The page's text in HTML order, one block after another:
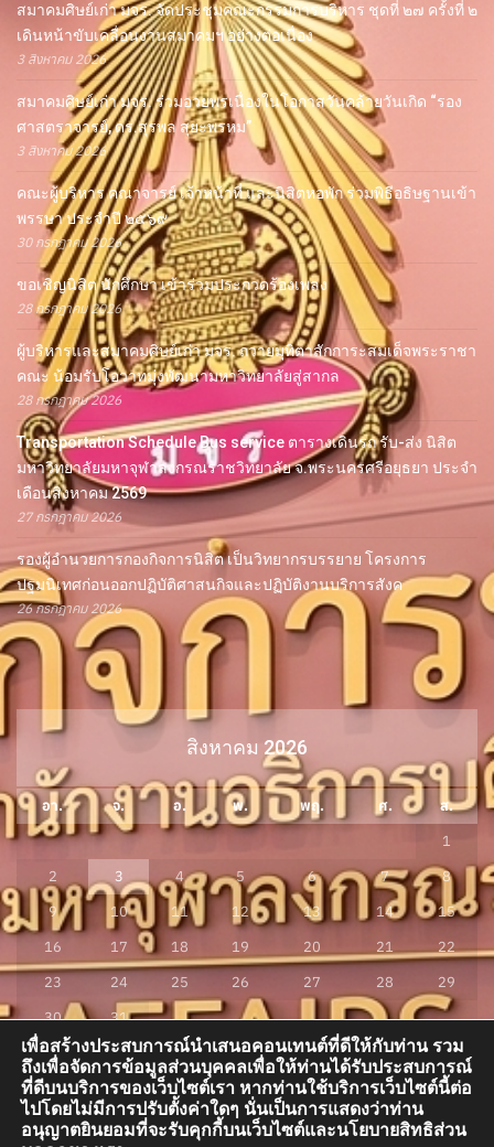
สมาคมศิษย์เก่า มจร. จัดประชุมคณะกรรมการบริหาร ชุดที่ ๒๗ ครั้งที่ ๒
เดินหน้าขับเคลื่อนงานสมาคมฯ อย่างต่อเนื่อง
3 สิงหาคม 2026
สมาคมศิษย์เก่า มจร. ร่วมอวยพรเนื่องในโอกาสวันคล้ายวันเกิด “รอง
ศาสตราจารย์, ดร.สุรพล สุยะพรหม”
3 สิงหาคม 2026
คณะผู้บริหาร คณาจารย์ เจ้าหน้าที่ และนิสิตหอพัก ร่วมพิธีอธิษฐานเข้า
พรรษา ประจำปี ๒๕๖๙
30 กรกฎาคม 2026
ขอเชิญนิสิต นักศึกษา เข้าร่วมประกวดร้องเพลง
28 กรกฎาคม 2026
ผู้บริหารและสมาคมศิษย์เก่า มจร. ถวายมุทิตาสักการะสมเด็จพระราชา
คณะ น้อมรับโอวาทมุ่งพัฒนามหาวิทยาลัยสู่สากล
28 กรกฎาคม 2026
Transportation Schedule Bus service ตารางเดินรถ รับ-ส่ง นิสิต
มหาวิทยาลัยมหาจุฬาลงกรณราชวิทยาลัย จ.พระนครศรีอยุธยา ประจำ
เดือนสิงหาคม 2569
27 กรกฎาคม 2026
รองผู้อำนวยการกองกิจการนิสิต เป็นวิทยากรบรรยาย โครงการ
ปฐมนิเทศก่อนออกปฏิบัติศาสนกิจและปฏิบัติงานบริการสังค
26 กรกฎาคม 2026
สิงหาคม 2026
อา. จ. อ. พ. พฤ. ศ.
ส.
1
2
3 4 5 6 7
8
9
10 11 12 13 14
15
16
17 18 19 20 21
22
23
24 25 26 27 28
29
30
31
« ก.ค.
เพื่อสร้างประสบการณ์นำเสนอคอนเทนต์ที่ดีให้กับท่าน รวม
ถึงเพื่อจัดการข้อมูลส่วนบุคคลเพื่อให้ท่านได้รับประสบการณ์
ที่ดีบนบริการของเว็บไซต์เรา หากท่านใช้บริการเว็บไซต์นี้ต่อ
ไปโดยไม่มีการปรับตั้งค่าใดๆ นั่นเป็นการแสดงว่าท่าน
อนุญาตยินยอมที่จะรับคุกกี้บนเว็บไซต์และนโยบายสิทธิส่วน